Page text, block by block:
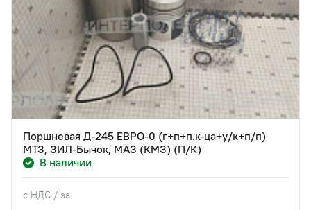
Поршневая Д-245 ЕВРО-0 (г+п+п.к-ца+у/к+п/п)
МТЗ, ЗИЛ-Бычок, МАЗ (КМЗ) (П/К)
В наличии
с НДС / за